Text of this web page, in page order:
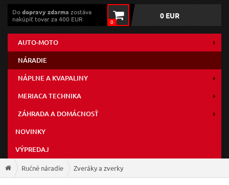
Dodopravy zdarma zostáva
nakúpiť tovar za 400 EUR
0
0 EUR
AUTO-MOTO
NÁRADIE
NÁPLNE A KVAPALINY
MERIACA TECHNIKA
ZÁHRADA A DOMÁCNOSŤ
NOVINKY
VÝPREDAJ
Ručné náradie Zveráky a zverky